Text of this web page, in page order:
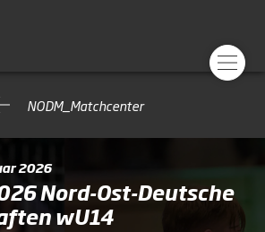
NODM_Matchcenter
2026
Nord-Ost-Deutsche
wU14